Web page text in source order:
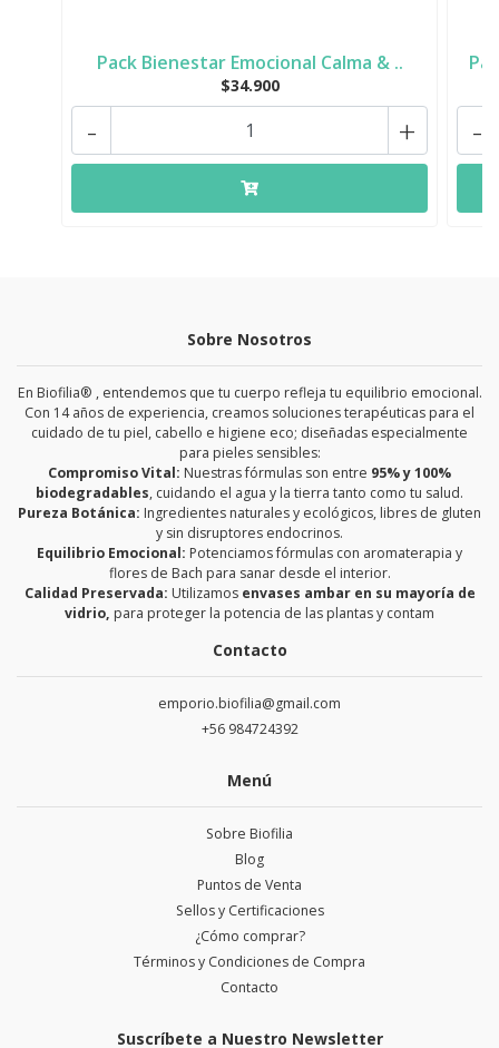
Pack Bienestar Emocional Calma & ..
$34.900
+
- -
Sobre Nosotros
En Biofilia® , entendemos que tu cuerpo refleja tu equilibrio emocional.
Con 14 años de experiencia, creamos soluciones terapéuticas para el
cuidado de tu piel, cabello e higiene eco; diseñadas especialmente
para pieles sensibles:
Compromiso Vital: Nuestras fórmulas son entre 95% y 100%
biodegradables, cuidando el agua y la tierra tanto como tu salud.
Pureza Botánica: Ingredientes naturales y ecológicos, libres de gluten
y sin disruptores endocrinos.
Equilibrio Emocional: Potenciamos fórmulas con aromaterapia y
flores de Bach para sanar desde el interior.
Calidad Preservada: Utilizamos envases ambar en su mayoría de
vidrio, para proteger la potencia de las plantas y contam
Contacto
emporio.biofilia@gmail.com
+56 984724392
Menú
Sobre Biofilia
Blog
Puntos de Venta
Sellos y Certificaciones
¿Cómo comprar?
Términos y Condiciones de Compra
Contacto
Suscríbete a Nuestro Newsletter